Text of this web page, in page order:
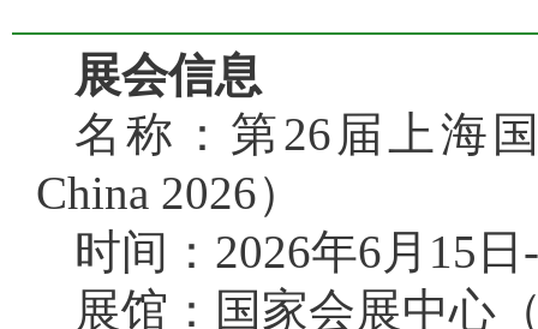
展会信息
名称：第26届上海
China 2026）
时间：2026年6月15日
展馆：国家会展中心